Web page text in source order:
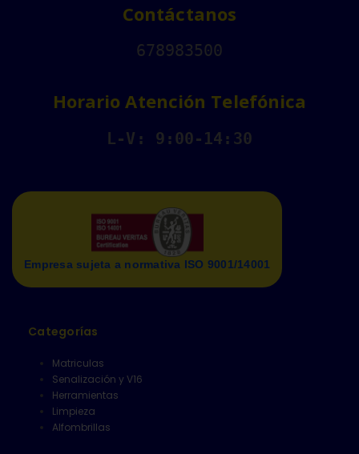
Contáctanos
678983500
Horario Atención Telefónica
L-V: 9:00-14:30
Empresa sujeta a normativa ISO 9001/14001
Categorías
Matriculas
Senalización y V16
Herramientas
Limpieza
Alfombrillas